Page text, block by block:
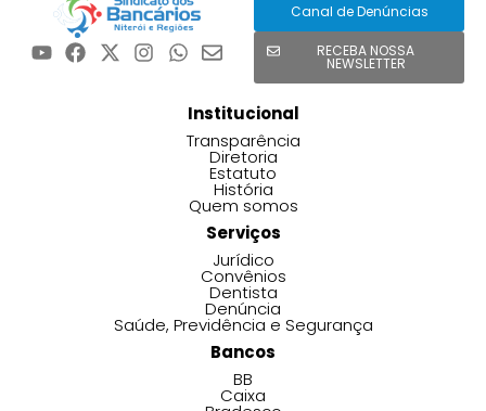
Canal de Denúncias
RECEBA NOSSA
NEWSLETTER
Institucional
Transparência
Diretoria
Estatuto
História
Quem somos
Serviços
Jurídico
Convênios
Dentista
Denúncia
Saúde, Previdência e Segurança
Bancos
BB
Caixa